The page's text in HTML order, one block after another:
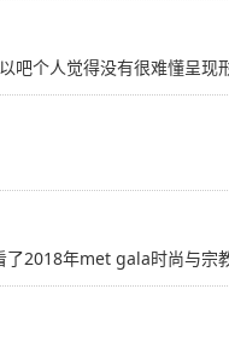
吧个人觉得没有很难懂呈
2018年met gala时尚与宗